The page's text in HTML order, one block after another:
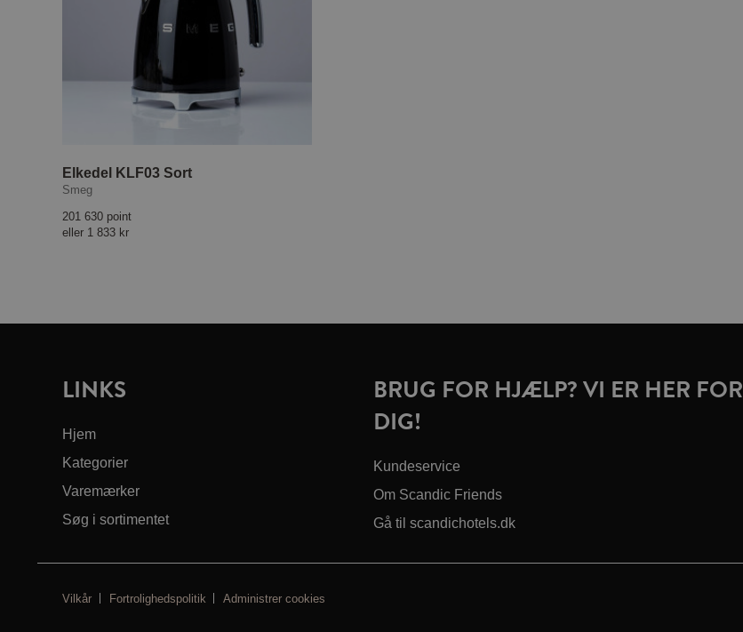
Elkedel KLF03 Sort
Smeg
201 630 point
eller 1 833 kr
LINKS
Hjem
Kategorier
Varemærker
Søg i sortimentet
BRUG FOR HJÆLP? VI ER HER FOR
DIG!
Kundeservice
Om Scandic Friends
Gå til scandichotels.dk
Vilkår Fortrolighedspolitik Administrer cookies